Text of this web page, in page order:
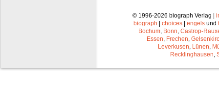
© 1996-2026 biograph Verlag |
biograph
choices engels und
Bochum, Bonn, Castrop-
Essen, Frechen,
Leverkusen, Lünen,
Recklinghausen,